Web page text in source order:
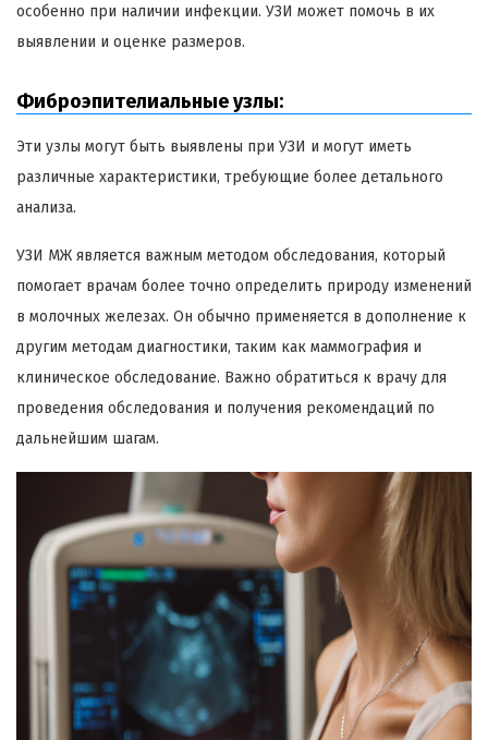
особенно при наличии инфекции. УЗИ может помочь в их
выявлении и оценке размеров.
Фиброэпителиальные узлы:
Эти узлы могут быть выявлены при УЗИ и могут иметь
различные характеристики, требующие более детального
анализа.
УЗИ МЖ является важным методом обследования, который
помогает врачам более точно определить природу изменений
в молочных железах. Он обычно применяется в дополнение к
другим методам диагностики, таким как маммография и
клиническое обследование. Важно обратиться к врачу для
проведения обследования и получения рекомендаций по
дальнейшим шагам.